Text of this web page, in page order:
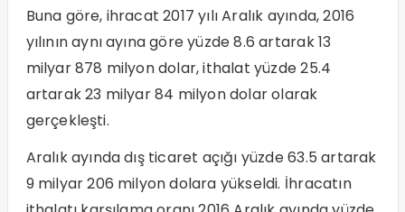
Buna göre, ihracat 2017 yılı Aralık ayında, 2016
yılının aynı ayına göre yüzde 8.6 artarak 13
milyar 878 milyon dolar, ithalat yüzde 25.4
artarak 23 milyar 84 milyon dolar olarak
gerçekleşti.
Aralık ayında dış ticaret açığı yüzde 63.5 artarak
9 milyar 206 milyon dolara yükseldi. İhracatın